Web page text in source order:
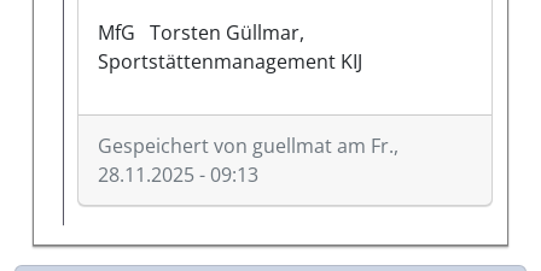
MfG Torsten Güllmar,
Sportstättenmanagement KIJ
Gespeichert von guellmatam Fr.,
28.11.2025 - 09:13
Antwort aufWie kommt es denn, dass…von